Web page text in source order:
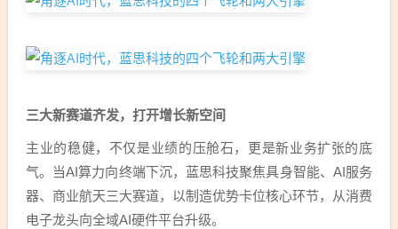
三大新赛道齐发，打开增长新空间
主业的稳健，不仅是业绩的压舱石，更是新业务扩张的底
气。当AI算力向终端下沉，蓝思科技聚焦具身智能、AI服务
器、商业航天三大赛道，以制造优势卡位核心环节，从消费
电子龙头向全域AI硬件平台升级。